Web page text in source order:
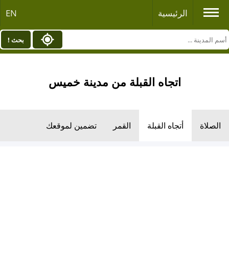
الرئيسية EN
بحث !
اتجاه القبلة من مدينة خميس
الصلاة أتجاه القبلة القمر تضمين لموقعك